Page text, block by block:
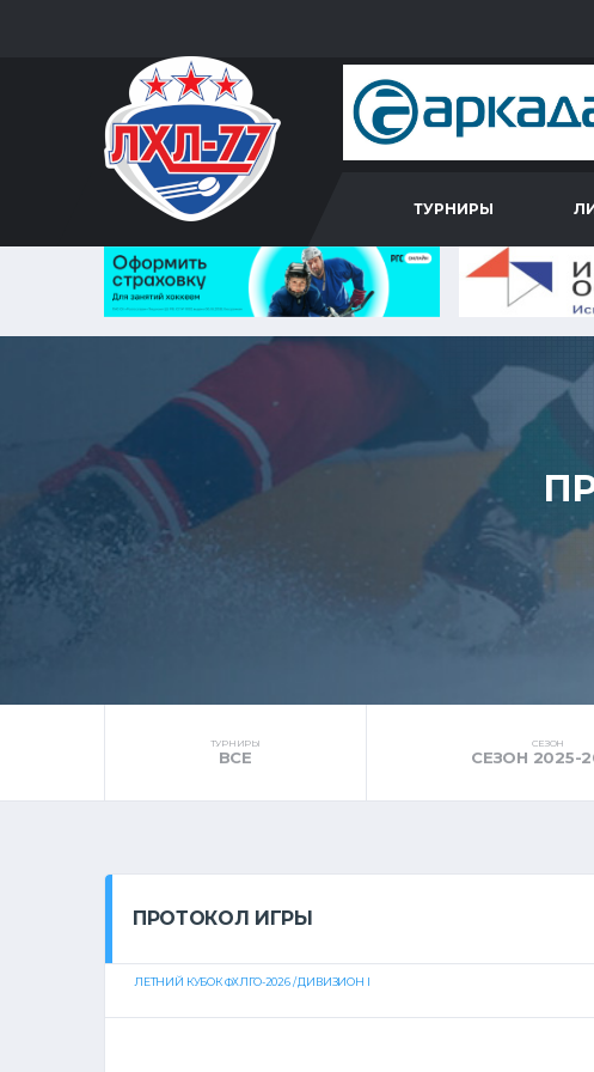
ТУРНИРЫ
ТУРНИРЫ
ВСЕ
СЕЗОН
СЕЗОН 2025-
ПРОТОКОЛ ИГРЫ
ЛЕТНИЙ КУБОК ФХЛГО-2026 / ДИВИЗИОН I